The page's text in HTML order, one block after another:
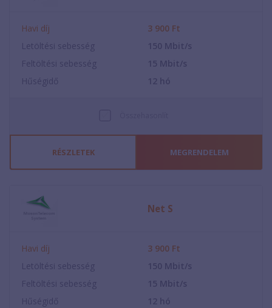
Havi díj 3 900 Ft
Letöltési sebesség
150 Mbit/s
Feltöltési sebesség
15 Mbit/s
Hűségidő
12 hó
RÉSZLETEK MEGRENDELEM
Net S
Havi díj 3 900 Ft
Letöltési sebesség
150 Mbit/s
Feltöltési sebesség
15 Mbit/s
Hűségidő
12 hó